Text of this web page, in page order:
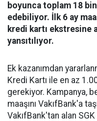
boyunca toplam 18
edebiliyor. İlk 6 ay
kredi kartı ekstresine
yansıtılıyor.
Ek kazanımdan
Kredi Kartı ile en az
gerekiyor. Kampanya,
maaşını VakıfBank'a
VakıfBank'tan alan